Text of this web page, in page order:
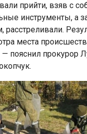
прийти, взяв с
инструменты, а
места
пояснил прокурор